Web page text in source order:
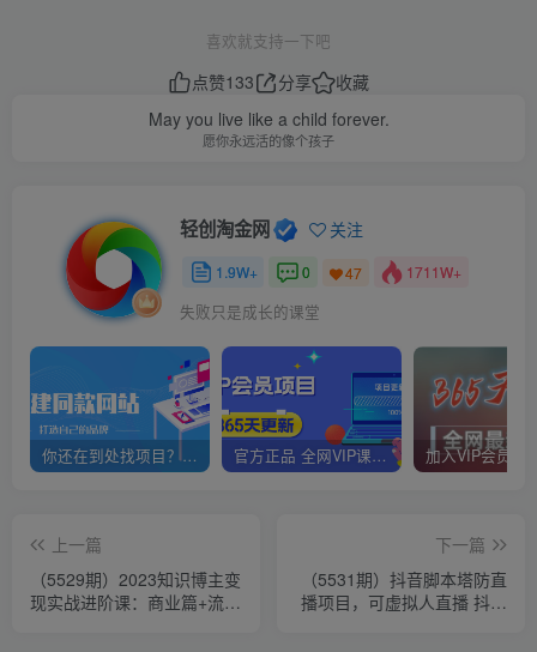
喜欢就支持一下吧
点赞133 分享
收藏
May you live like a child forever.
愿你永远活的像个孩子
轻创淘金网 关注
1.9W+ 0 47 1711W+
失败只是成长的课堂
你还在到处找项目？还在当韭菜？我靠网创资源站一个月赚5万+，曾经我也是个失败者。 官方正品 全网VIP课程 无损下载~
上一篇
（5529期）2023知识博主变
现实战进阶课：商业篇+流量
下一篇
（5531期）抖音脚本塔防直
播项目，可虚拟人直播 抖音